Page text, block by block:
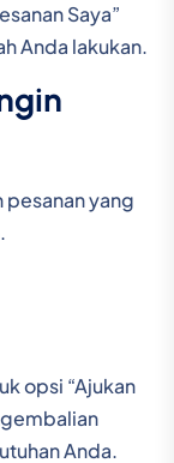
Saya”
Anda lakukan.
yang
opsi “Ajukan
Anda.